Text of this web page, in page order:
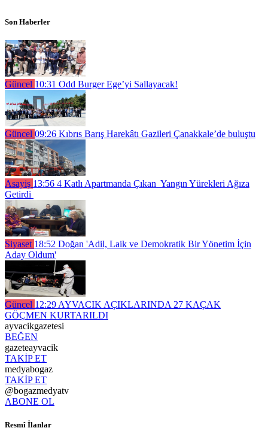
Son Haberler
Güncel 10:31 Odd Burger Ege’yi Sallayacak!
Güncel 09:26 Kıbrıs Barış Harekâtı Gazileri Çanakkale’de buluştu
Asayiş 13:56 4 Katlı Apartmanda Çıkan Yangın Yürekleri Ağıza
Getirdi
Siyaset 18:52 Doğan 'Adil, Laik ve Demokratik Bir Yönetim İçin
Aday Oldum'
Güncel 12:29 AYVACIK AÇIKLARINDA 27 KAÇAK
GÖÇMEN KURTARILDI
ayvacikgazetesi
BEĞEN
gazeteayvacik
TAKİP ET
medyabogaz
TAKİP ET
@bogazmedyatv
ABONE OL
Resmî İlanlar